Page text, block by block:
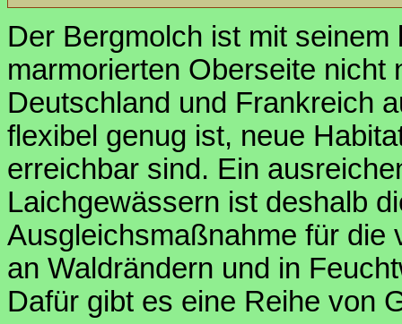
Der Bergmolch ist mit
marmorierten Oberseite
Deutschland und Frankreich
flexibel genug ist, neue
erreichbar sind. Ein
Laichgewässern ist deshalb
Ausgleichsmaßnahme für die
an Waldrändern und in
Dafür gibt es eine Reihe von